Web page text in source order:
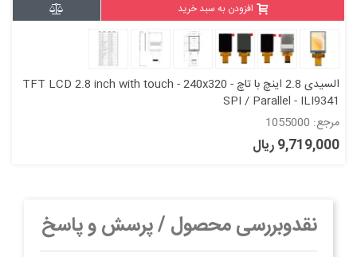
افزودن به سبد خرید
السیدی 2.8 اینچ با تاچ TFT LCD 2.8 inch with touch - 240x320 -
SPI / Parallel - ILI9341
مرجع: 1055000
9,719,000 ریال
نقدوبررسی محصول / پرسش و پاسخ